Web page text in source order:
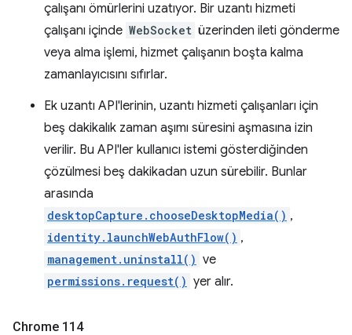
çalışanı ömürlerini uzatıyor. Bir uzantı hizmeti
çalışanı içinde WebSocket üzerinden ileti gönderme
veya alma işlemi, hizmet çalışanın boşta kalma
zamanlayıcısını sıfırlar.
Ek uzantı API'lerinin, uzantı hizmeti çalışanları için
beş dakikalık zaman aşımı süresini aşmasına izin
verilir. Bu API'ler kullanıcı istemi gösterdiğinden
çözülmesi beş dakikadan uzun sürebilir. Bunlar
arasında
desktopCapture.chooseDesktopMedia() ,
identity.launchWebAuthFlow() ,
management.uninstall() ve
permissions.request() yer alır.
Chrome 114